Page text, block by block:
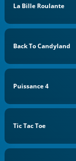
La Bille Roulante
Back To Candyland
Puissance 4
Tic Tac Toe